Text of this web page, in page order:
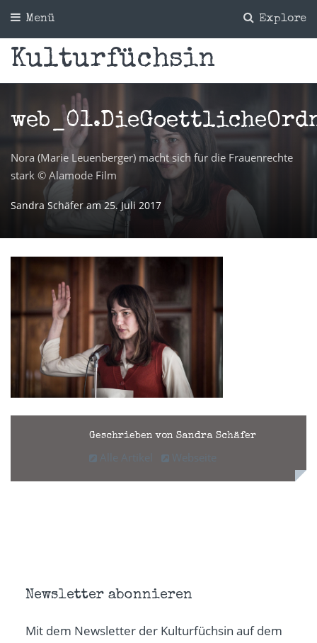
Explore
Menü
Kulturfüchsin
Nora (Marie Leuenberger) macht sich für die Frauenrechte
stark © Alamode Film
Sandra Schäfer am 25. Juli 2017
Geschrieben von Sandra Schäfer
Alle Artikel Webseite
Newsletter abonnieren
Mit dem Newsletter der Kulturfüchsin auf dem